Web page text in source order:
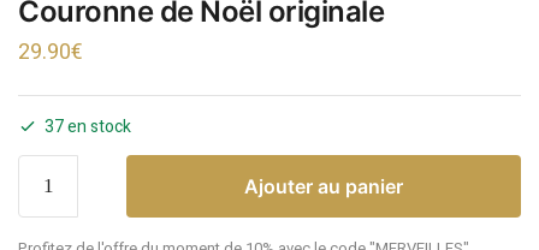
Couronne de Noël originale
29.90€
37 en stock
Ajouter au panier